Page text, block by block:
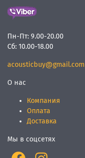
Пн-Пт: 9.00-20.00
Сб: 10.00-18.00
acousticbuy@gmail.com
О нас
Компания
Оплата
Доставка
Мы в соцсетях